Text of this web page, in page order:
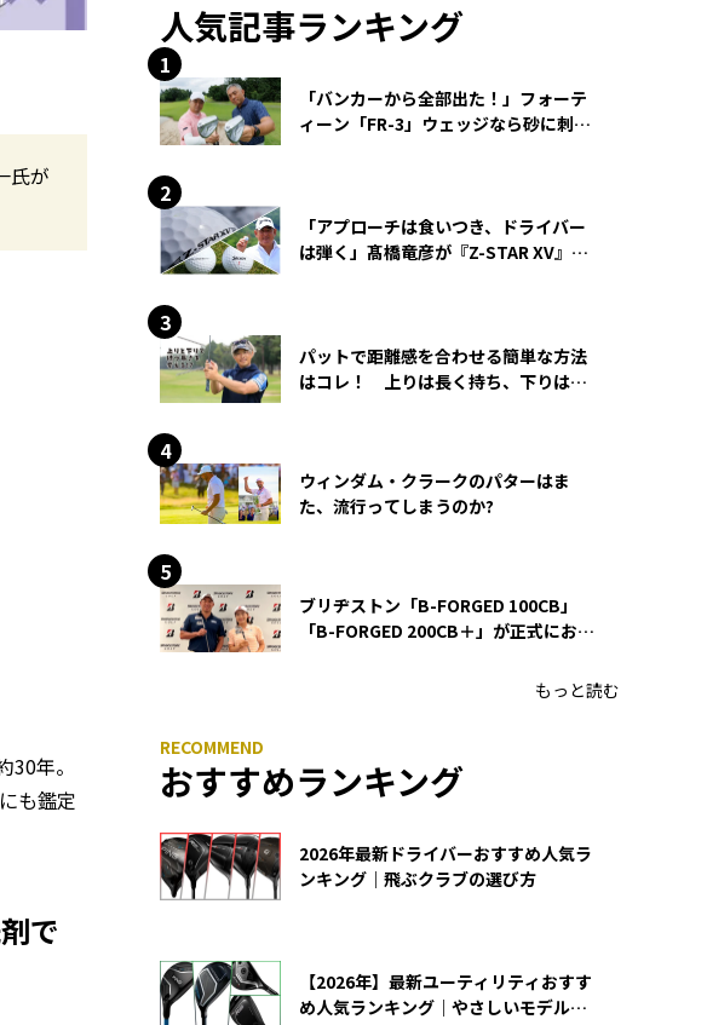
氏が
年。
も鑑定
で
人気記事ランキング
「バンカーから全部出た！」フォーテ
ィーン「FR-3」ウェッジなら砂に刺さ
「アプローチは食いつき、ドライバー
は弾く」髙橋竜彦が『Z-STAR XV』を
パットで距離感を合わせる簡単な方法
はコレ！ 上りは長く持ち、下りは短
ウィンダム・クラークのパターはま
た、流行ってしまうのか?
ブリヂストン「B-FORGED 100CB」
「B-FORGED 200CB＋」が正式にお披
もっと読む
おすすめランキング
2026年最新ドライバーおすすめ人気ラ
ンキング｜飛ぶクラブの選び方
【2026年】最新ユーティリティおすす
め人気ランキング｜やさしいモデルの